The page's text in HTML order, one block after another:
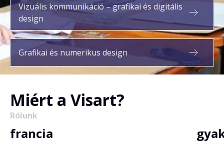
Vizuális kommunikáció – grafikai és digitális
design
Grafikai és numerikus design
Miért a Visart?
Rólunk
francia